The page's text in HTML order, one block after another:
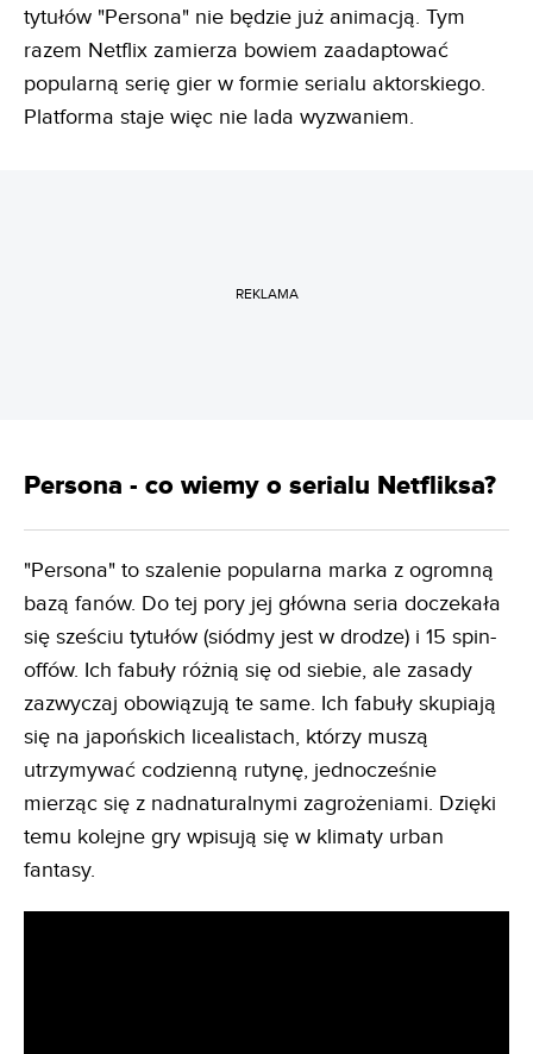
tytułów "Persona" nie będzie już animacją. Tym
razem Netflix zamierza bowiem zaadaptować
popularną serię gier w formie serialu aktorskiego.
Platforma staje więc nie lada wyzwaniem.
REKLAMA
Persona - co wiemy o serialu Netfliksa?
"Persona" to szalenie popularna marka z ogromną
bazą fanów. Do tej pory jej główna seria doczekała
się sześciu tytułów (siódmy jest w drodze) i 15 spin-
offów. Ich fabuły różnią się od siebie, ale zasady
zazwyczaj obowiązują te same. Ich fabuły skupiają
się na japońskich licealistach, którzy muszą
utrzymywać codzienną rutynę, jednocześnie
mierząc się z nadnaturalnymi zagrożeniami. Dzięki
temu kolejne gry wpisują się w klimaty urban
fantasy.